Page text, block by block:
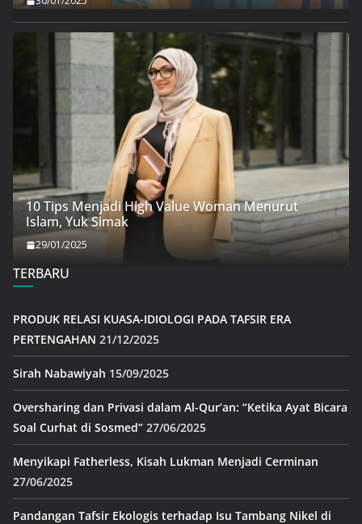
10 Tips Menjadi High Value Woman Menurut
Islam, Yuk Simak
29/01/2025
TERBARU
PRODUK RELASI KUASA-IDIOLOGI PADA TAFSIR ERA
PERTENGAHAN 21/12/2025
Sirah Nabawiyah 15/09/2025
Oversharing dan Privasi dalam Al-Qur’an: “Ketika Ayat Bicara
Soal Curhat di Sosmed” 27/06/2025
Menyikapi Fatherless, Kisah Lukman Menjadi Cerminan
27/06/2025
Pandangan Tafsir Ekologis terhadap Isu Tambang Nikel di